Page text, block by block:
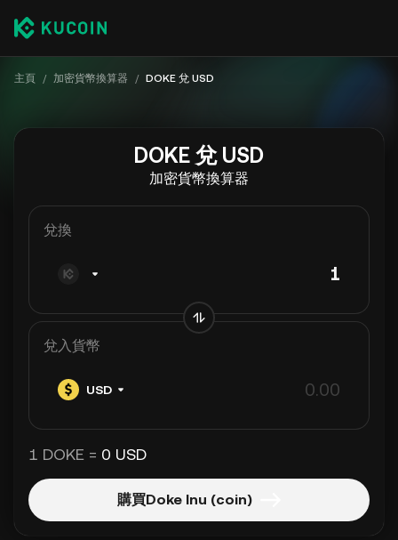
主頁 / 加密貨幣換算器 / DOKE 兌 USD
DOKE 兌 USD
加密貨幣換算器
兌換
兌入貨幣
USD
1 DOKE = 0 USD
購買Doke Inu (coin)